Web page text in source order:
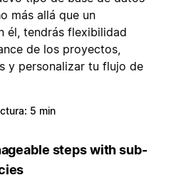
más allá que un
él, tendrás flexibilidad
de los proyectos,
y personalizar tu flujo de
5 min
steps with sub-